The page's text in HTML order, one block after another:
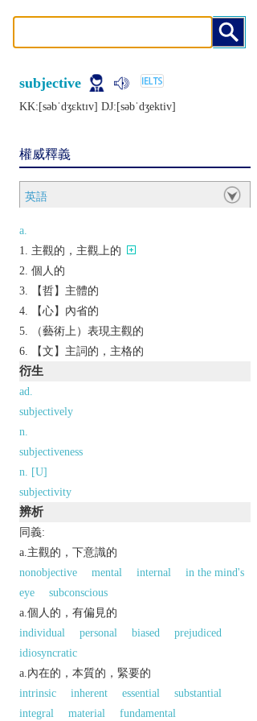
subjective
KK:[sǝbˈdʒɛktɪv] DJ:[sǝbˈdʒеktiv]
權威釋義
英語
a.
主觀的，主觀上的
個人的
【哲】主體的
【心】內省的
（藝術上）表現主觀的
【文】主詞的，主格的
衍生
ad.
subjectively
n.
subjectiveness
n. [U]
subjectivity
辨析
同義:
a.主觀的，下意識的
nonobjective
mental internal
in the mind's
eye
subconscious
a.個人的，有偏見的
individual
personal biased
prejudiced
idiosyncratic
a.內在的，本質的，緊要的
intrinsic
inherent essential
substantial
integral
material fundamental